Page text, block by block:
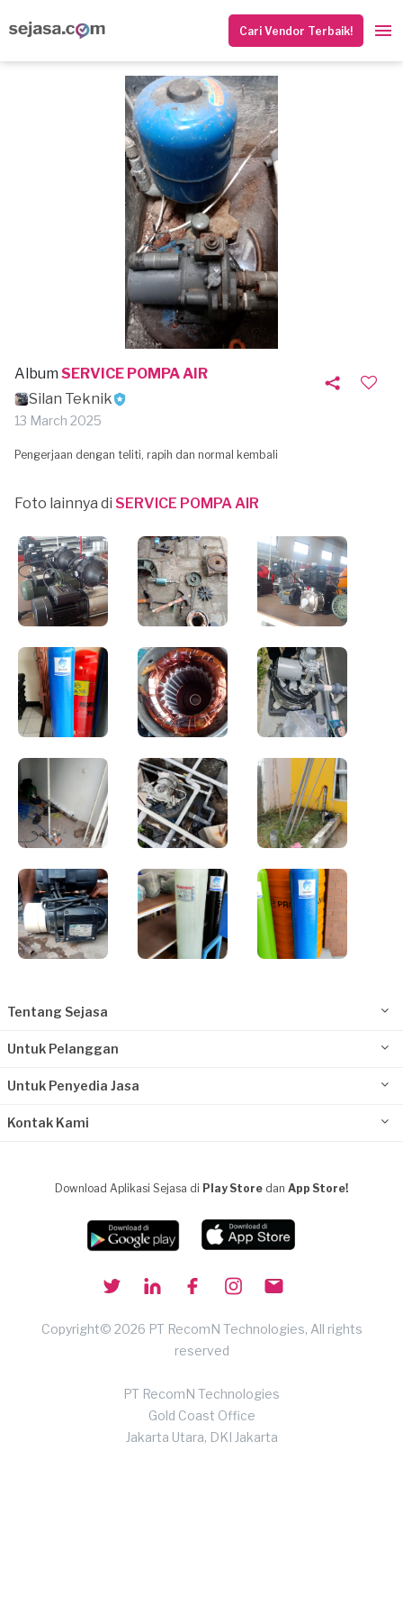
Cari Vendor Terbaik!
Album SERVICE POMPA AIR
Silan Teknik
13 March 2025
Pengerjaan dengan teliti, rapih dan normal kembali
Foto lainnya di SERVICE POMPA AIR
Tentang Sejasa
Untuk Pelanggan
Untuk Penyedia Jasa
Kontak Kami
Download Aplikasi Sejasa di Play Store dan App Store!
Copyright© 2026 PT RecomN Technologies, All rights
reserved
PT RecomN Technologies
Gold Coast Office
Jakarta Utara, DKI Jakarta